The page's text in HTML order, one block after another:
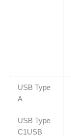
USB Type
A
USB Type
C1USB